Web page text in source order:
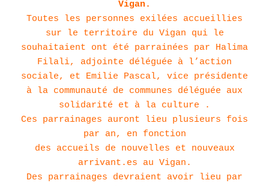
Vigan.
Toutes les personnes exilées accueillies
sur le territoire du Vigan qui le
souhaitaient ont été parrainées par Halima
Filali, adjointe déléguée à l’action
sociale, et Emilie Pascal, vice présidente
à la communauté de communes déléguée aux
solidarité et à la culture .
Ces parrainages auront lieu plusieurs fois
par an, en fonction
des accueils de nouvelles et nouveaux
arrivant.es au Vigan.
Des parrainages devraient avoir lieu par